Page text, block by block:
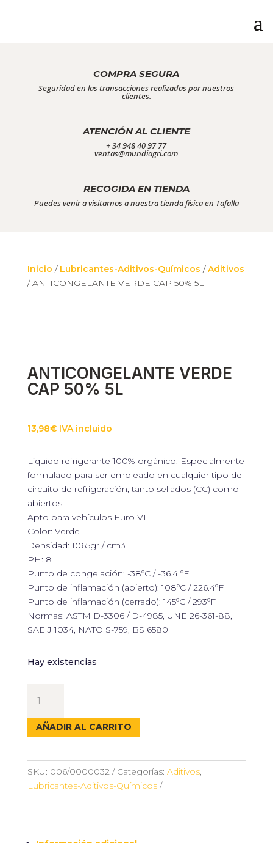
COMPRA SEGURA
Seguridad en las transacciones realizadas por nuestros
clientes.
ATENCIÓN AL CLIENTE
+ 34 948 40 97 77
ventas@mundiagri.com
RECOGIDA EN TIENDA
Puedes venir a visitarnos a nuestra tienda física en Tafalla
Inicio / Lubricantes-Aditivos-Químicos /Aditivos
/ ANTICONGELANTE VERDE CAP 50% 5L
ANTICONGELANTE VERDE
CAP 50% 5L
13,98€ IVA incluido
Líquido refrigerante 100% orgánico. Especialmente
formulado para ser empleado en cualquier tipo de
circuito de refrigeración, tanto sellados (CC) como
abiertos.
Apto para vehículos Euro VI.
Color: Verde
Densidad: 1065gr / cm3
PH: 8
Punto de congelación: -38ºC / -36.4 ºF
Punto de inflamación (abierto): 108ºC / 226.4ºF
Punto de inflamación (cerrado): 145ºC / 293ºF
Normas: ASTM D-3306 / D-4985, UNE 26-361-88,
SAE J 1034, NATO S-759, BS 6580
Hay existencias
VERDE
CAP
50%
cantidad
AÑADIR AL CARRITO
SKU: 006/0000032 Categorías: Aditivos,
Lubricantes-Aditivos-Químicos